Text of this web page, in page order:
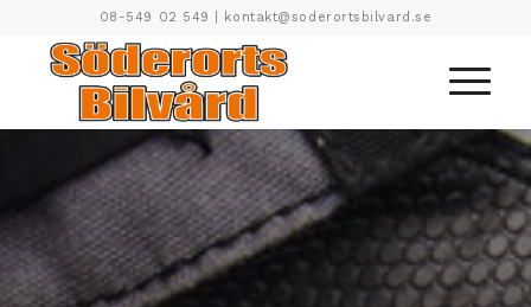
08-549 02 549 kontakt@soderortsbilvard.se